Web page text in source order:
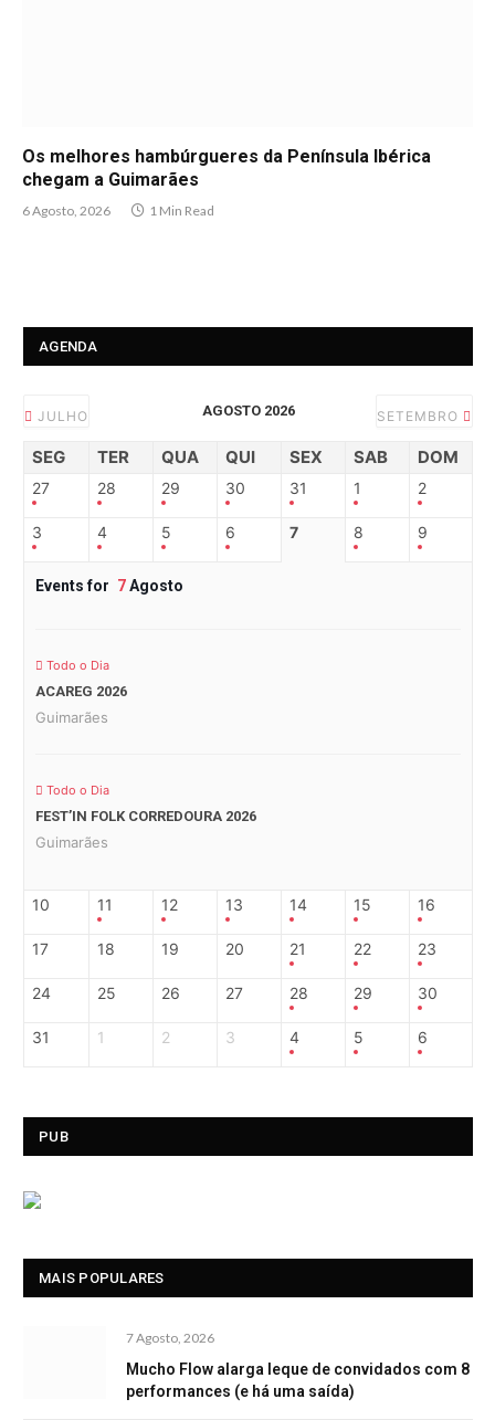
Os melhores hambúrgueres da Península Ibérica
chegam a Guimarães
6 Agosto, 2026 1 Min Read
AGENDA
JULHO AGOSTO 2026 SETEMBRO
SEG TER QUA QUI SEX SAB DOM
27 28 29 30 31 1 2
3 4 5 6 7 8 9
Events for 7Agosto
Todo o Dia
ACAREG 2026
Guimarães
Todo o Dia
FEST’IN FOLK CORREDOURA 2026
Guimarães
10 11 12 13 14 15 16
17 18 19 20 21 22 23
24 25 26 27 28 29 30
31 1 2 3 4 5 6
PUB
MAIS POPULARES
7 Agosto, 2026
Mucho Flow alarga leque de convidados com 8
performances (e há uma saída)